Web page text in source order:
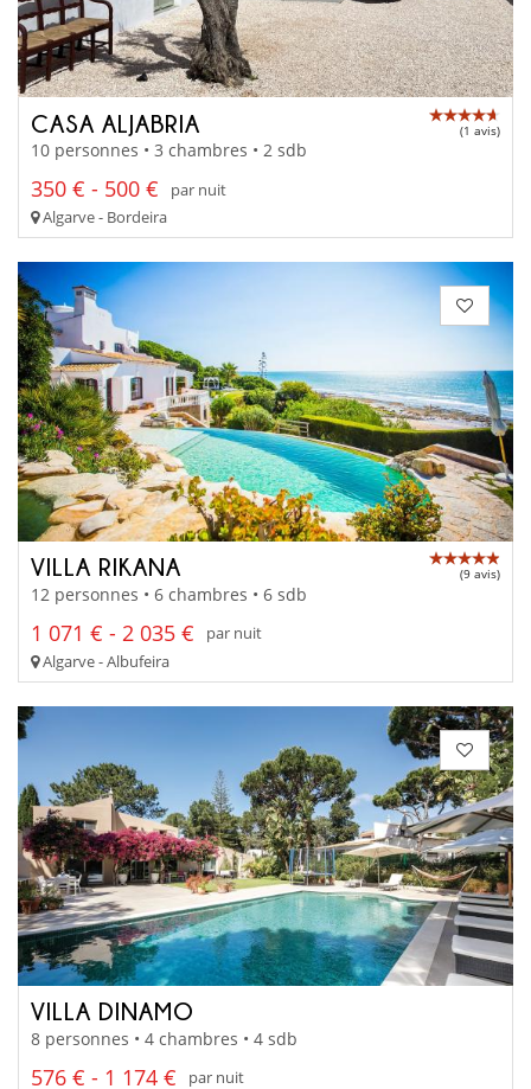
CASA ALJABRIA (1 avis)
10 personnes • 3 chambres • 2 sdb
350 € - 500 €
par nuit
Algarve - Bordeira
VILLA RIKANA (9 avis)
12 personnes • 6 chambres • 6 sdb
1 071 € - 2 035 €
par nuit
Algarve - Albufeira
VILLA DINAMO
8 personnes • 4 chambres • 4 sdb
576 € - 1 174 €
par nuit